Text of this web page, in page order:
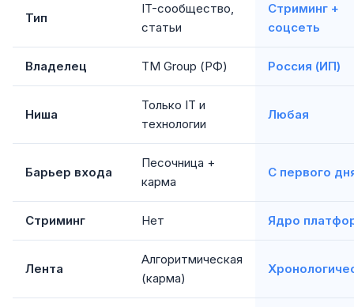
Тип
IT-сообщество,
статьи
Стриминг +
соцсеть
Владелец TM Group (РФ) Россия (ИП)
Ниша
Только IT и
технологии
Любая
Барьер входа
Песочница +
карма
С первого
Стриминг Нет Ядро
Лента
Алгоритмическая
(карма)